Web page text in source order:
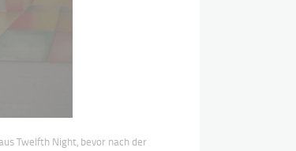
Twelfth Night, bevor nach der